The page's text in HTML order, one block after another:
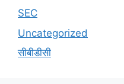
SEC
Uncategorized
सीबीडीसी